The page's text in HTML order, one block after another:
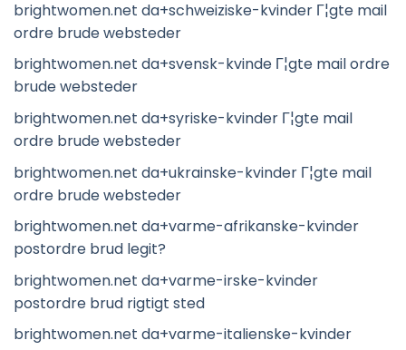
brightwomen.net da+schweiziske-kvinder Г¦gte mail
ordre brude websteder
brightwomen.net da+svensk-kvinde Г¦gte mail ordre
brude websteder
brightwomen.net da+syriske-kvinder Г¦gte mail
ordre brude websteder
brightwomen.net da+ukrainske-kvinder Г¦gte mail
ordre brude websteder
brightwomen.net da+varme-afrikanske-kvinder
postordre brud legit?
brightwomen.net da+varme-irske-kvinder
postordre brud rigtigt sted
brightwomen.net da+varme-italienske-kvinder